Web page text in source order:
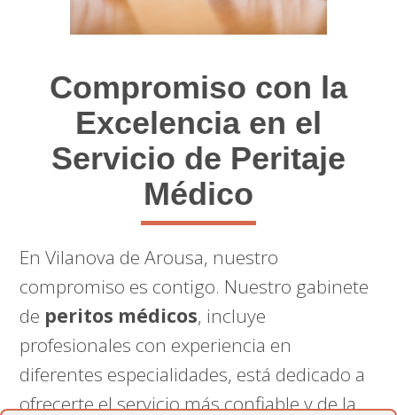
Compromiso con la
Excelencia en el
Servicio de Peritaje
Médico
En Vilanova de Arousa, nuestro
compromiso es contigo. Nuestro gabinete
de peritos médicos, incluye
profesionales con experiencia en
diferentes especialidades, está dedicado a
ofrecerte el servicio más confiable y de la